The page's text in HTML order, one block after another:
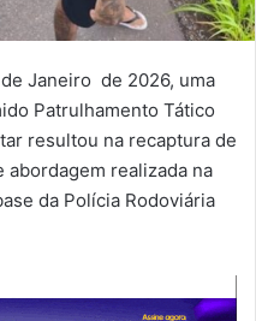
Janeiro de 2026, uma
Patrulhamento Tático
resultou na recaptura de
abordagem realizada na
da Polícia Rodoviária